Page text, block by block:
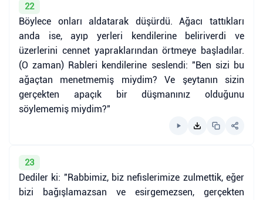
22
Böylece onları aldatarak düşürdü. Ağacı tattıkları
anda ise, ayıp yerleri kendilerine beliriverdi ve
üzerlerini cennet yapraklarından örtmeye başladılar.
(O zaman) Rableri kendilerine seslendi: "Ben sizi bu
ağaçtan menetmemiş miydim? Ve şeytanın sizin
gerçekten apaçık bir düşmanınız olduğunu
söylememiş miydim?"
23
Dediler ki: "Rabbimiz, biz nefislerimize zulmettik, eğer
bizi bağışlamazsan ve esirgemezsen, gerçekten